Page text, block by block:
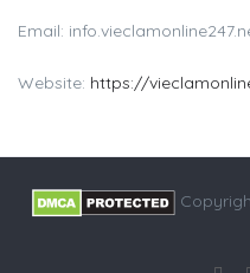
Email:
Website: https://